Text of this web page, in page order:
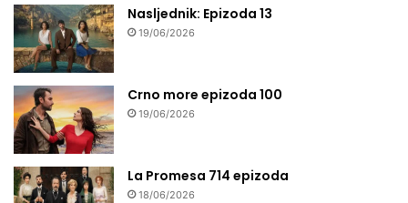
Nasljednik: Epizoda 13
19/06/2026
Crno more epizoda 100
19/06/2026
La Promesa 714 epizoda
18/06/2026